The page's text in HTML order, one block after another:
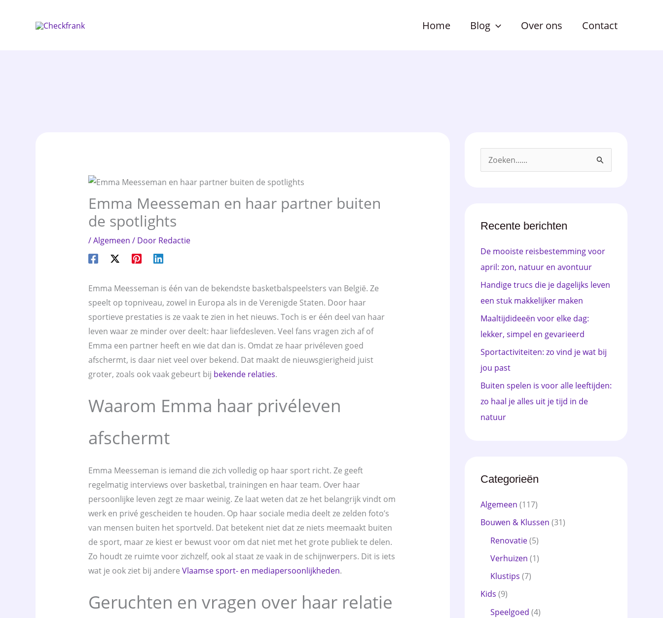
Home Blog Over ons Contact
Emma Meesseman en haar partner buiten
de spotlights
/Algemeen / Door Redactie
Emma Meesseman is één van de bekendste basketbalspeelsters van België. Ze
speelt op topniveau, zowel in Europa als in de Verenigde Staten. Door haar
sportieve prestaties is ze vaak te zien in het nieuws. Toch is er één deel van haar
leven waar ze minder over deelt: haar liefdesleven. Veel fans vragen zich af of
Emma een partner heeft en wie dat dan is. Omdat ze haar privéleven goed
afschermt, is daar niet veel over bekend. Dat maakt de nieuwsgierigheid juist
groter, zoals ook vaak gebeurt bij bekende relaties.
Waarom Emma haar privéleven
afschermt
Emma Meesseman is iemand die zich volledig op haar sport richt. Ze geeft
regelmatig interviews over basketbal, trainingen en haar team. Over haar
persoonlijke leven zegt ze maar weinig. Ze laat weten dat ze het belangrijk vindt om
werk en privé gescheiden te houden. Op haar sociale media deelt ze zelden foto’s
van mensen buiten het sportveld. Dat betekent niet dat ze niets meemaakt buiten
de sport, maar ze kiest er bewust voor om dat niet met het grote publiek te delen.
Zo houdt ze ruimte voor zichzelf, ook al staat ze vaak in de schijnwerpers. Dit is iets
wat je ook ziet bij andere Vlaamse sport- en mediapersoonlijkheden.
Geruchten en vragen over haar relatie
e
n
a
a
r
:
Recente berichten
De mooiste reisbestemming voor
april: zon, natuur en avontuur
Handige trucs die je dagelijks leven
een stuk makkelijker maken
Maaltijdideeën voor elke dag:
lekker, simpel en gevarieerd
Sportactiviteiten: zo vind je wat bij
jou past
Buiten spelen is voor alle leeftijden:
zo haal je alles uit je tijd in de
natuur
Categorieën
Algemeen (117)
Bouwen & Klussen (31)
Renovatie(5)
Verhuizen (1)
Klustips (7)
Kids (9)
Speelgoed (4)